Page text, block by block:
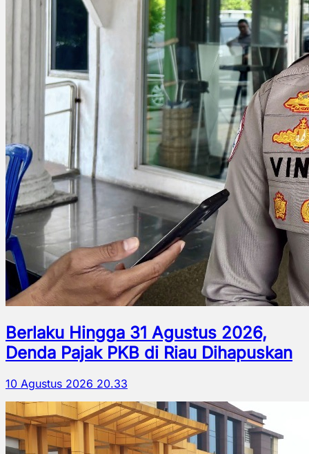
Berlaku Hingga 31 Agustus 2026,
Denda Pajak PKB di Riau Dihapuskan
10 Agustus 2026 20.33